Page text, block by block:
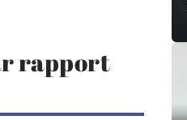
rapport